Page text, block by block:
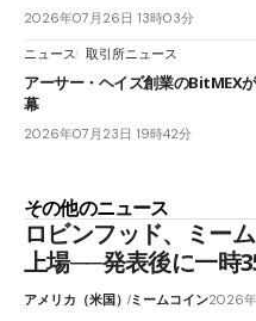
2026年07月26日 13時03分
ニュース 取引所ニュース
アーサー・ヘイズ創業のBitMEX
幕
2026年07月23日 19時42分
その他のニュース
ロビンフッド、ミー
上場──発表後に一時
アメリカ（米国）ミームコイン2026